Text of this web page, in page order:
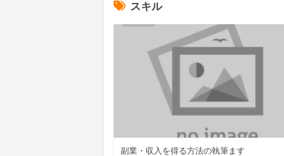
スキル
副業・収入を得る方法の執筆ます